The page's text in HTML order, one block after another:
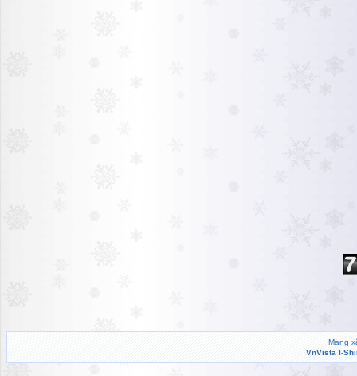
Mạng
VnVista I-